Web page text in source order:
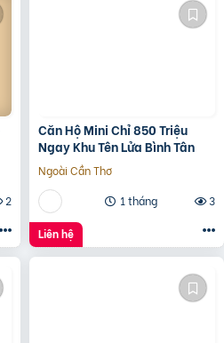
2
Căn Hộ Mini Chỉ 850 Triệu
Ngay Khu Tên Lửa Bình Tân
Ngoài Cần Thơ
1 tháng
3
Liên hệ